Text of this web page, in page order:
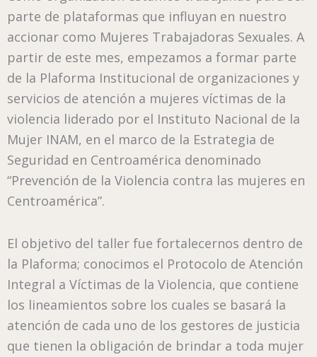
parte de plataformas que influyan en nuestro
accionar como Mujeres Trabajadoras Sexuales. A
partir de este mes, empezamos a formar parte
de la Plaforma Institucional de organizaciones y
servicios de atención a mujeres víctimas de la
violencia liderado por el Instituto Nacional de la
Mujer INAM, en el marco de la Estrategia de
Seguridad en Centroamérica denominado
“Prevención de la Violencia contra las mujeres en
Centroamérica”.
El objetivo del taller fue fortalecernos dentro de
la Plaforma; conocimos el Protocolo de Atención
Integral a Víctimas de la Violencia, que contiene
los lineamientos sobre los cuales se basará la
atención de cada uno de los gestores de justicia
que tienen la obligación de brindar a toda mujer